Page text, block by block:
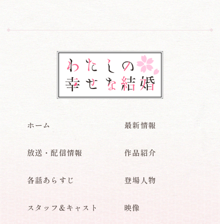
ホーム 最新情報
放送・配信情報 作品紹介
各話あらすじ 登場人物
スタッフ&キャスト 映像